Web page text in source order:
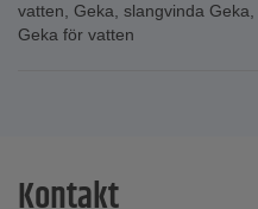
vatten, Geka, slangvinda Geka,
Geka för vatten
Kontakt